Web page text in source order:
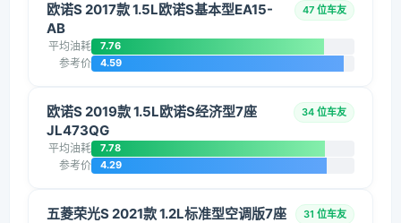
欧诺S 2017款 1.5L欧诺S基本型EA15-
AB
47 位车友
平均油耗 7.76
参考价 4.59
欧诺S 2019款 1.5L欧诺S经济型7座
JL473QG
34 位车友
平均油耗 7.78
参考价 4.29
五菱荣光S 2021款 1.2L标准型空调版7座
31 位车友